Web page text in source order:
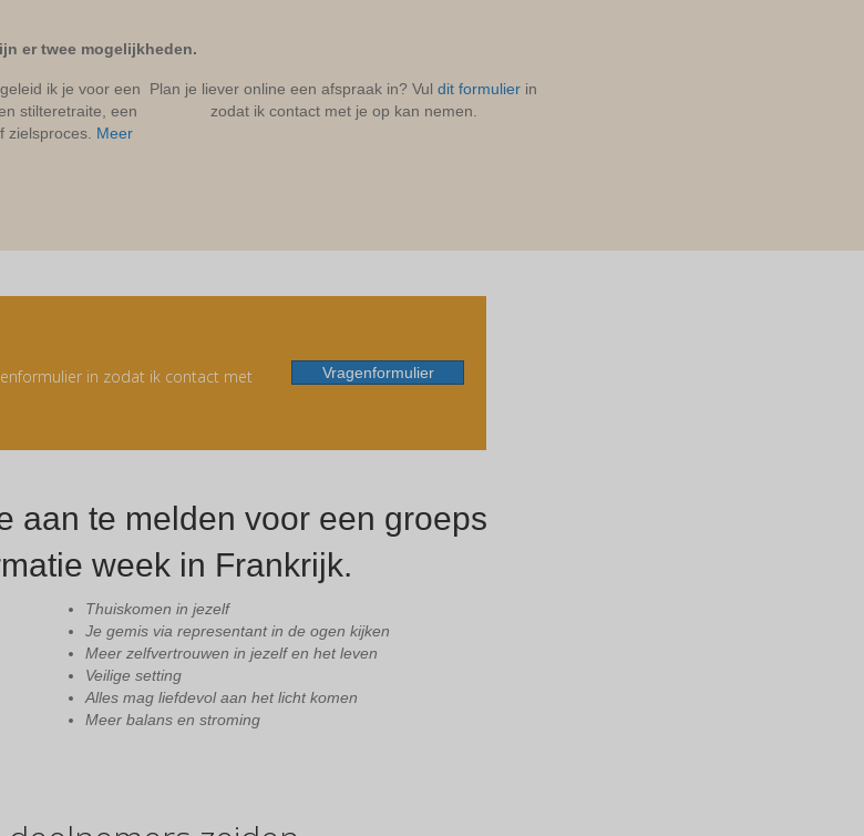
er twee mogelijkheden.
ik je voor een
stilteretraite, een
zielsproces. Meer
Plan je liever online een afspraak in? Vuldit formulier in
zodat ik contact met je op kan nemen.
in zodat ik contact met
Vragenformulier
aan te melden voor een groeps
week in Frankrijk.
Thuiskomen in jezelf
Je gemis via representant in de ogen kijken
Meer zelfvertrouwen in jezelf en het leven
Veilige setting
Alles mag liefdevol aan het licht komen
Meer balans en stroming